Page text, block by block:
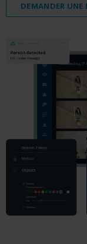
DEMANDER UNE